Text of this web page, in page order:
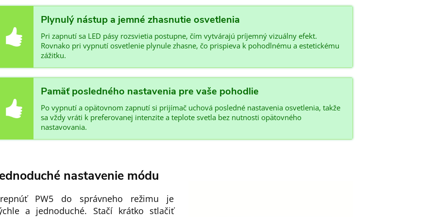
Plynulý nástup a jemné zhasnutie osvetlenia
Pri zapnutí sa LED pásy rozsvietia postupne, čím vytvárajú príjemný vizuálny efekt.
Rovnako pri vypnutí osvetlenie plynule zhasne, čo prispieva k pohodlnému a estetickému
zážitku.
Pamäť posledného nastavenia pre vaše pohodlie
Po vypnutí a opätovnom zapnutí si prijímač uchová posledné nastavenia osvetlenia, takže
sa vždy vráti k preferovanej intenzite a teplote svetla bez nutnosti opätovného
nastavovania.
nastavenie módu
PW5 do správneho režimu je
a jednoduché. Stačí krátko stlačiť